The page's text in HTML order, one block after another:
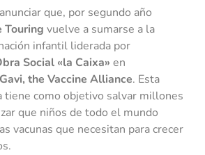
que, por segundo año
Touring vuelve a sumarse a la
infantil liderada por
Social «la Caixa» en
Gavi, the Vaccine Alliance. Esta
tiene como objetivo salvar millones
que niños de todo el mundo
vacunas que necesitan para crecer